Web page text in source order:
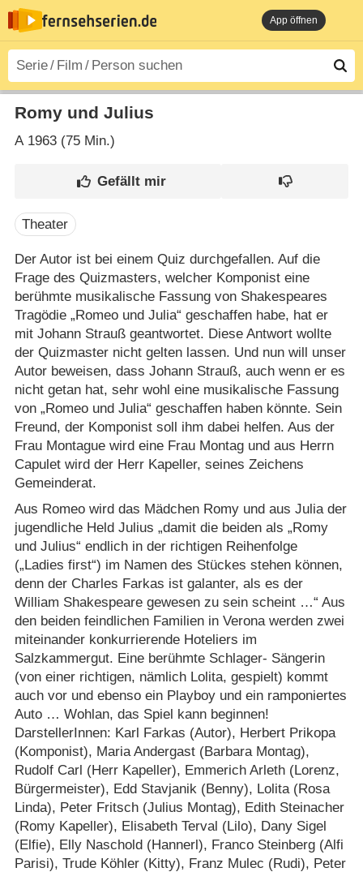
App öffnen
Romy und Julius
A1963 (75 Min.)
Theater
Der Autor ist bei einem Quiz durchgefallen. Auf die
Frage des Quizmasters, welcher Komponist eine
berühmte musikalische Fassung von Shakespeares
Tragödie „Romeo und Julia“ geschaffen habe, hat er
mit Johann Strauß geantwortet. Diese Antwort wollte
der Quizmaster nicht gelten lassen. Und nun will unser
Autor beweisen, dass Johann Strauß, auch wenn er es
nicht getan hat, sehr wohl eine musikalische Fassung
von „Romeo und Julia“ geschaffen haben könnte. Sein
Freund, der Komponist soll ihm dabei helfen. Aus der
Frau Montague wird eine Frau Montag und aus Herrn
Capulet wird der Herr Kapeller, seines Zeichens
Gemeinderat.
Aus Romeo wird das Mädchen Romy und aus Julia der
jugendliche Held Julius „damit die beiden als „Romy
und Julius“ endlich in der richtigen Reihenfolge
(„Ladies first“) im Namen des Stückes stehen können,
denn der Charles Farkas ist galanter, als es der
William Shakespeare gewesen zu sein scheint …“ Aus
den beiden feindlichen Familien in Verona werden zwei
miteinander konkurrierende Hoteliers im
Salzkammergut. Eine berühmte Schlager- Sängerin
(von einer richtigen, nämlich Lolita, gespielt) kommt
auch vor und ebenso ein Playboy und ein ramponiertes
Auto … Wohlan, das Spiel kann beginnen!
DarstellerInnen: Karl Farkas (Autor), Herbert Prikopa
(Komponist), Maria Andergast (Barbara Montag),
Rudolf Carl (Herr Kapeller), Emmerich Arleth (Lorenz,
Bürgermeister), Edd Stavjanik (Benny), Lolita (Rosa
Linda), Peter Fritsch (Julius Montag), Edith Steinacher
(Romy Kapeller), Elisabeth Terval (Lilo), Dany Sigel
(Elfie), Elly Naschold (Hannerl), Franco Steinberg (Alfi
Parisi), Trude Köhler (Kitty), Franz Mulec (Rudi), Peter